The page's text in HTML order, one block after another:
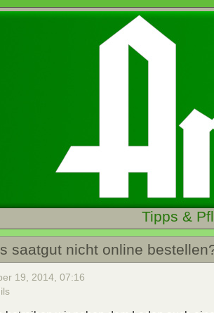
Tipps &
saatgut nicht online
19, 2014, 07:16